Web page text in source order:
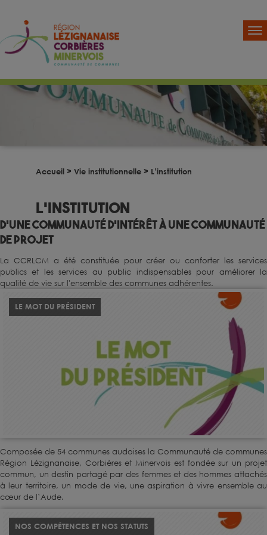
Accueil > Vie institutionnelle > L’institution
L’institution
D'une communauté d'intérêt à une communauté
de projet
La CCRLCM a été constituée pour créer ou conforter les services
publics et les services au public indispensables pour améliorer la
qualité de vie sur l'ensemble des communes adhérentes.
LE MOT DU PRÉSIDENT
Composée de 54 communes audoises la Communauté de communes
Région Lézignanaise, Corbières et Minervois est fondée sur un projet
commun, un destin partagé par des femmes et des hommes attachés
à leur territoire, un mode de vie, une aspiration à vivre ensemble au
cœur de l’Aude.
NOS COMPÉTENCES ET NOS STATUTS